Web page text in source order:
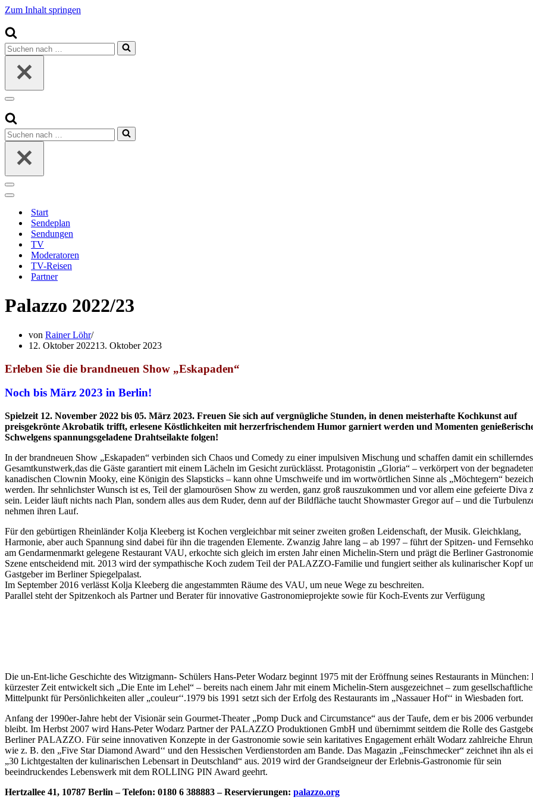
Zum Inhalt springen
Suchen
nach …
Navigationsmenü
Suchen
nach …
Navigationsmenü
Navigationsmenü
Start
Sendeplan
Sendungen
TV
Moderatoren
TV-Reisen
Partner
Palazzo 2022/23
von Rainer Löhr
12. Oktober 202213. Oktober 2023
Erleben Sie die brandneuen Show „Eskapaden“
Noch bis März 2023 in Berlin!
Spielzeit 12. November 2022 bis 05. März 2023. Freuen Sie sich auf vergnügliche Stunden, in denen meisterhafte Kochkunst auf
preisgekrönte Akrobatik trifft, erlesene Köstlichkeiten mit herzerfrischendem Humor garniert werden und Momenten
Schwelgens spannungsgeladene Drahtseilakte folgen!
In der brandneuen Show „Eskapaden“ verbinden sich Chaos und Comedy zu einer impulsiven Mischung und schaffen damit ein schillerndes
Gesamtkunstwerk,das die Gäste garantiert mit einem Lächeln im Gesicht zurücklässt. Protagonistin „Gloria“ – verkörpert von der begnadeten
kanadischen Clownin Mooky, eine Königin des Slapsticks – kann ohne Umschweife und im wortwörtlichen Sinne als „Möchtegern“
werden. Ihr sehnlichster Wunsch ist es, Teil der glamourösen Show zu werden, ganz groß rauszukommen und vor allem eine gefeierte Diva
sein. Leider läuft nichts nach Plan, sondern alles aus dem Ruder, denn auf der Bildfläche taucht Showmaster Gregor auf – und die
nehmen ihren Lauf.
Für den gebürtigen Rheinländer Kolja Kleeberg ist Kochen vergleichbar mit seiner zweiten großen Leidenschaft, der Musik. Gleichklang,
Harmonie, aber auch Spannung sind dabei für ihn die tragenden Elemente. Zwanzig Jahre lang – ab 1997 – führt der Spitzen- und
am Gendarmenmarkt gelegene Restaurant VAU, erkochte sich gleich im ersten Jahr einen Michelin-Stern und prägt die Berliner
Szene entscheidend mit. 2013 wird der sympathische Koch zudem Teil der PALAZZO-Familie und fungiert seither als kulinarischer Kopf
Gastgeber im Berliner Spiegelpalast.
Im September 2016 verlässt Kolja Kleeberg die angestammten Räume des VAU, um neue Wege zu beschreiten.
Parallel steht der Spitzenkoch als Partner und Berater für innovative Gastronomieprojekte sowie für Koch-Events zur Verfügung
Die un-Ent-liche Geschichte des Witzigmann- Schülers Hans-Peter Wodarz beginnt 1975 mit der Eröffnung seines Restaurants in München:
kürzester Zeit entwickelt sich „Die Ente im Lehel“ – bereits nach einem Jahr mit einem Michelin-Stern ausgezeichnet – zum
Mittelpunkt für Persönlichkeiten aller „couleur‘‘.1979 bis 1991 setzt sich der Erfolg des Restaurants im „Nassauer Hof‘‘ in Wiesbaden fort.
Anfang der 1990er-Jahre hebt der Visionär sein Gourmet-Theater „Pomp Duck and Circumstance“ aus der Taufe, dem er bis 2006
bleibt. Im Herbst 2007 wird Hans-Peter Wodarz Partner der PALAZZO Produktionen GmbH und übernimmt seitdem die Rolle des
Berliner PALAZZO. Für seine innovativen Konzepte in der Gastronomie sowie sein karitatives Engagement erhält Wodarz zahlreiche
wie z. B. den „Five Star Diamond Award‘‘ und den Hessischen Verdienstorden am Bande. Das Magazin „Feinschmecker“ zeichnet ihn als
„30 Lichtgestalten der kulinarischen Lebensart in Deutschland“ aus. 2019 wird der Grandseigneur der Erlebnis-Gastronomie für sein
beeindruckendes Lebenswerk mit dem ROLLING PIN Award geehrt.
Hertzallee 41, 10787 Berlin –Telefon: 0180 6 388883 –Reservierungen: palazzo.org